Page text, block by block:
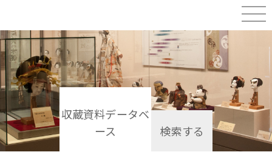
収蔵資料データベ
ース
検索する